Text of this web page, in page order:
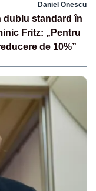
Daniel Onescu
dublu standard în
Fritz: „Pentru
de 10%”